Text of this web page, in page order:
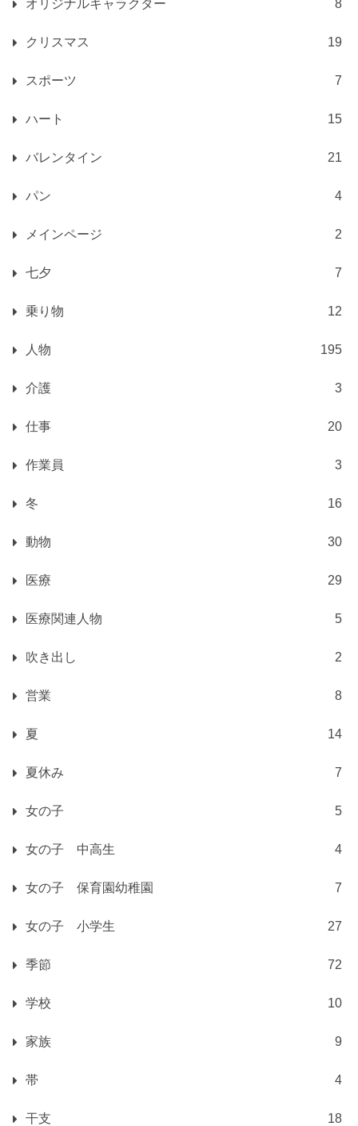
オリジナルキャラクター 8
クリスマス 19
スポーツ 7
ハート 15
バレンタイン 21
パン 4
メインページ 2
七夕 7
乗り物 12
人物 195
介護 3
仕事 20
作業員 3
冬 16
動物 30
医療 29
医療関連人物 5
吹き出し 2
営業 8
夏 14
夏休み 7
女の子 5
女の子 中高生 4
女の子 保育園幼稚園 7
女の子 小学生 27
季節 72
学校 10
家族 9
帯 4
干支 18